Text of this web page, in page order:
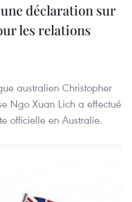
déclaration sur
les relations
australien Christopher
Ngo Xuan Lich a effectué
officielle en Australie.